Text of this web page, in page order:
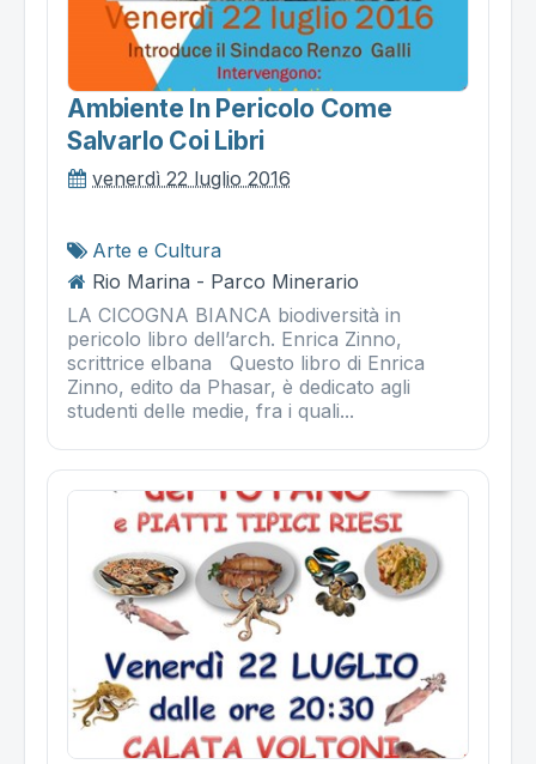
Ambiente In Pericolo Come
Salvarlo Coi Libri
venerdì 22 luglio 2016
Arte e Cultura
Rio Marina - Parco Minerario
LA CICOGNA BIANCA biodiversità in
pericolo libro dell’arch. Enrica Zinno,
scrittrice elbana Questo libro di Enrica
Zinno, edito da Phasar, è dedicato agli
studenti delle medie, fra i quali...